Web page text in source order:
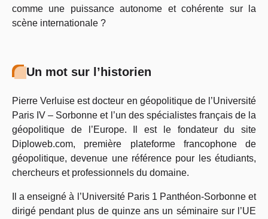
comme une puissance autonome et cohérente sur la
scène internationale ?
Un mot sur l’historien
Pierre Verluise est docteur en géopolitique de l’Université
Paris IV – Sorbonne et l’un des spécialistes français de la
géopolitique de l’Europe. Il est le fondateur du site
Diploweb.com, première plateforme francophone de
géopolitique, devenue une référence pour les étudiants,
chercheurs et professionnels du domaine.
Il a enseigné à l’Université Paris 1 Panthéon-Sorbonne et
dirigé pendant plus de quinze ans un séminaire sur l’UE